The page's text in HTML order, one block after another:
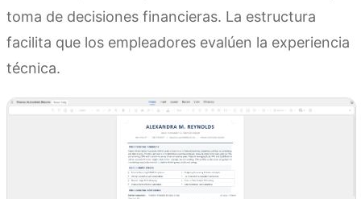
toma de decisiones financieras. La estructura
facilita que los empleadores evalúen la experiencia
técnica.